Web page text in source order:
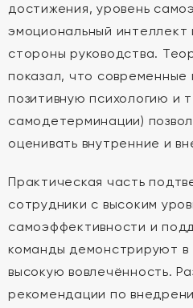
достижения, уровень
эмоциональный
стороны руководства.
показал, что современные
позитивную психологию и
самодетерминации)
оценивать внутренние и
Практическая часть
сотрудники с высоким
самоэффективности и
команды демонстрируют в
высокую вовлечённость.
рекомендации по